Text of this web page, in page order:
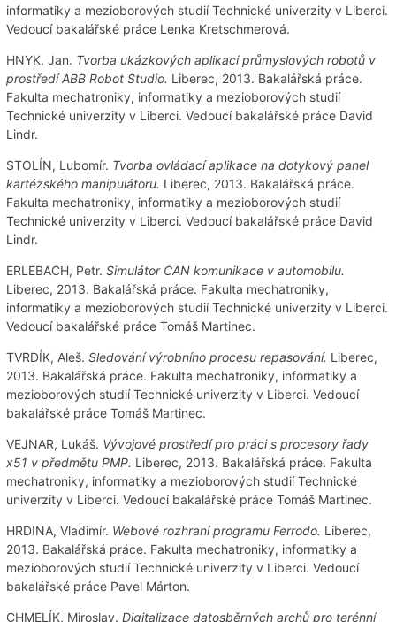
informatiky a mezioborových studií Technické univerzity v Liberci.
Vedoucí bakalářské práce Lenka Kretschmerová.
HNYK, Jan. Tvorba ukázkových aplikací průmyslových robotů v
prostředí ABB Robot Studio. Liberec, 2013. Bakalářská práce.
Fakulta mechatroniky, informatiky a mezioborových studií
Technické univerzity v Liberci. Vedoucí bakalářské práce David
Lindr.
STOLÍN, Lubomír. Tvorba ovládací aplikace na dotykový panel
kartézského manipulátoru. Liberec, 2013. Bakalářská práce.
Fakulta mechatroniky, informatiky a mezioborových studií
Technické univerzity v Liberci. Vedoucí bakalářské práce David
Lindr.
ERLEBACH, Petr. Simulátor CAN komunikace v automobilu.
Liberec, 2013. Bakalářská práce. Fakulta mechatroniky,
informatiky a mezioborových studií Technické univerzity v Liberci.
Vedoucí bakalářské práce Tomáš Martinec.
TVRDÍK, Aleš. Sledování výrobního procesu repasování. Liberec,
2013. Bakalářská práce. Fakulta mechatroniky, informatiky a
mezioborových studií Technické univerzity v Liberci. Vedoucí
bakalářské práce Tomáš Martinec.
VEJNAR, Lukáš. Vývojové prostředí pro práci s procesory řady
x51 v předmětu PMP. Liberec, 2013. Bakalářská práce. Fakulta
mechatroniky, informatiky a mezioborových studií Technické
univerzity v Liberci. Vedoucí bakalářské práce Tomáš Martinec.
HRDINA, Vladimír. Webové rozhraní programu Ferrodo. Liberec,
2013. Bakalářská práce. Fakulta mechatroniky, informatiky a
mezioborových studií Technické univerzity v Liberci. Vedoucí
bakalářské práce Pavel Márton.
CHMELÍK, Miroslav. Digitalizace datosběrných archů pro terénní